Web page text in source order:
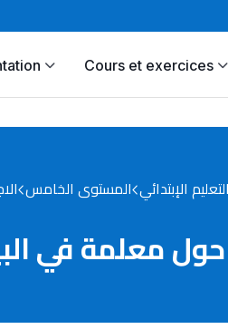
Cours et exercices
التعليم الإبتدائي المستوى الخامس
معلمة في